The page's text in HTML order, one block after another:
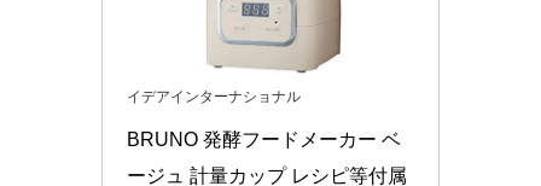
イデアインターナショナル
BRUNO 発酵フードメーカー ベ
ージュ 計量カップ レシピ等付属